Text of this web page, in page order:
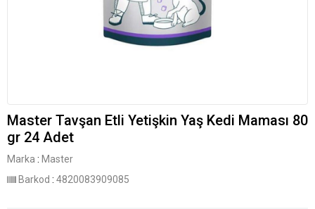
Master Tavşan Etli Yetişkin Yaş Kedi Maması 80
gr 24 Adet
Marka : Master
Barkod : 4820083909085